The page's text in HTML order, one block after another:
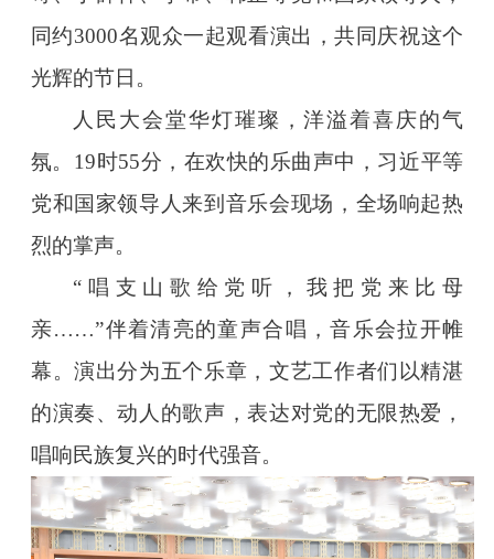
同约3000名观众一起观看演出，共同庆祝这个
光辉的节日。
人民大会堂华灯璀璨，洋溢着喜庆的气
氛。19时55分，在欢快的乐曲声中，习近平等
党和国家领导人来到音乐会现场，全场响起热
烈的掌声。
“唱支山歌给党听，我把党来比母
亲……”伴着清亮的童声合唱，音乐会拉开帷
幕。演出分为五个乐章，文艺工作者们以精湛
的演奏、动人的歌声，表达对党的无限热爱，
唱响民族复兴的时代强音。